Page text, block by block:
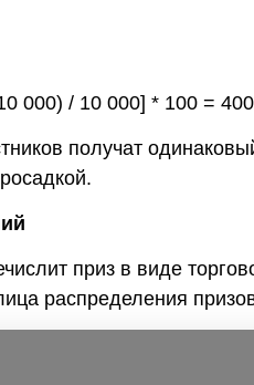
000) / 10 000] * 100 =
получат
приз в виде
распределения